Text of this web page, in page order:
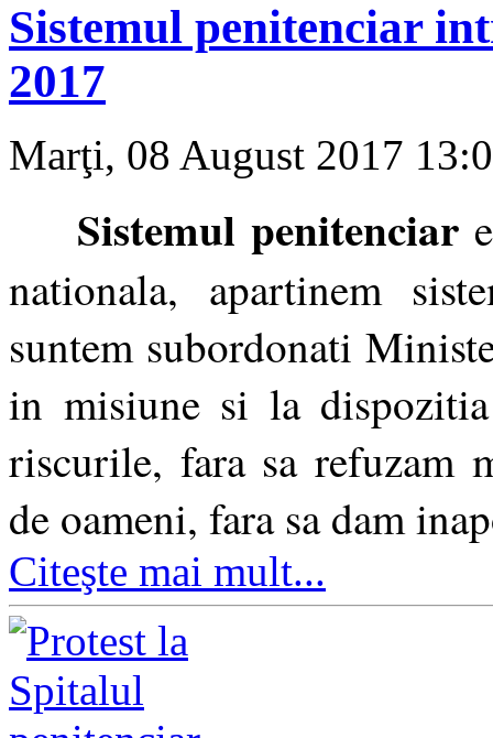
Sistemul penitenciar
2017
Marţi, 08 August 2017
Sistemul penitenciar
nationala, apartinem
suntem subordonati
in misiune si la
riscurile, fara sa refuzam
de oameni, fara sa dam
Citeşte mai mult...